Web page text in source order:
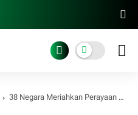
38 Negara Meriahkan Perayaan 100 Tahun Jam Gadang Bukittinggi pada Juni 2026